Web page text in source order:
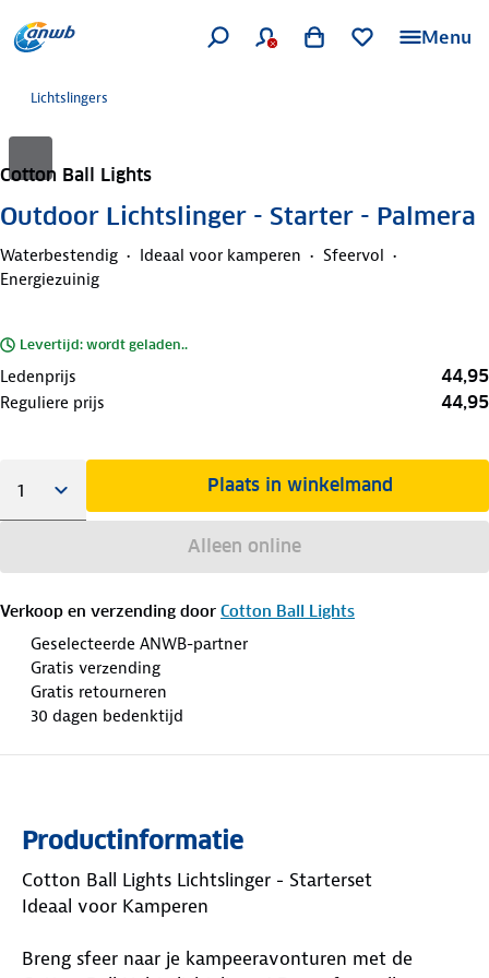
Menu
Lichtslingers
Cotton Ball Lights
Outdoor Lichtslinger - Starter - Palmera
Waterbestendig Ideaal voor kamperen
Sfeervol
Energiezuinig
Levertijd: wordt geladen..
Ledenprijs 44,95
Reguliere prijs 44,95
Plaats in winkelmand
Alleen online
Verkoop en verzending door Cotton Ball Lights
Geselecteerde ANWB-partner
Gratis verzending
Gratis retourneren
30 dagen bedenktijd
Productinformatie
Cotton Ball Lights Lichtslinger - Starterset
Ideaal voor Kamperen
Breng sfeer naar je kampeeravonturen met de